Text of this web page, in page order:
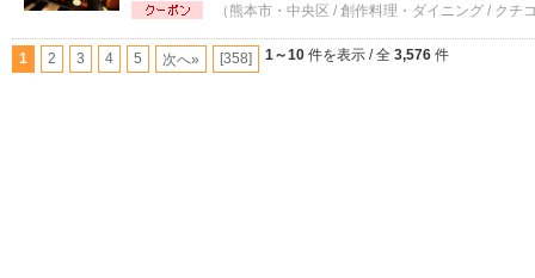
（熊本市・中央区 / 創作料理・ダイニング / クチ
1 2 3 4 5 次へ» [358] 1～10 件を表示 / 全 3,576 件